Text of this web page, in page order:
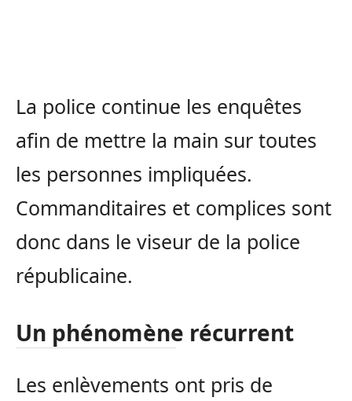
La police continue les enquêtes
afin de mettre la main sur toutes
les personnes impliquées.
Commanditaires et complices sont
donc dans le viseur de la police
républicaine.
Un phénomène récurrent
Les enlèvements ont pris de